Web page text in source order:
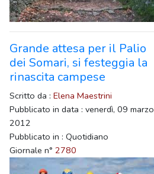
Grande attesa per il Palio
dei Somari, si festeggia la
rinascita campese
Scritto da : Elena Maestrini
Pubblicato in data : venerdì, 09 marzo
2012
Pubblicato in : Quotidiano
Giornale n° 2780